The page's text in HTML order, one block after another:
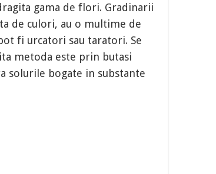
gama de flori. Gradinarii
de culori, au o multime de
fi urcatori sau taratori. Se
metoda este prin butasi
solurile bogate in substante